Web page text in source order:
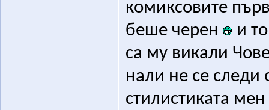
комиксовите
беше черен
и
са му викали
нали не се следи
стилистиката